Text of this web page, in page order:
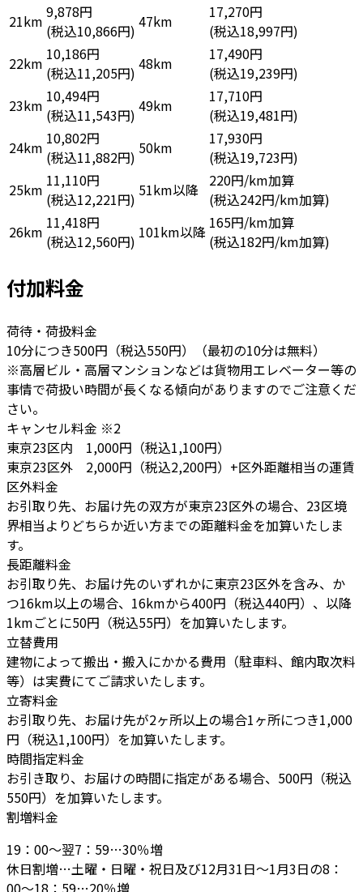
21km 9,878円
(税込10,866円) 47km
17,270円
(税込18,997円)
22km 10,186円
(税込11,205円) 48km
17,490円
(税込19,239円)
23km 10,494円
(税込11,543円) 49km
17,710円
(税込19,481円)
24km 10,802円
(税込11,882円) 50km
17,930円
(税込19,723円)
25km 11,110円
(税込12,221円) 51km以降 220円/km加算
(税込242円/km加算)
26km 11,418円
(税込12,560円) 101km以降 165円/km加算
(税込182円/km加算)
付加料金
荷待・荷扱料金
10分につき500円（税込550円）（最初の10分は無料）
※高層ビル・高層マンションなどは貨物用エレベーター等の
事情で荷扱い時間が長くなる傾向がありますのでご注意くだ
さい。
キャンセル料金 ※2
東京23区内 1,000円（税込1,100円）
東京23区外 2,000円（税込2,200円）+区外距離相当の運賃
区外料金
お引取り先、お届け先の双方が東京23区外の場合、23区境
界相当よりどちらか近い方までの距離料金を加算いたしま
す。
長距離料金
お引取り先、お届け先のいずれかに東京23区外を含み、か
つ16km以上の場合、16kmから400円（税込440円）、以降
1kmごとに50円（税込55円）を加算いたします。
立替費用
建物によって搬出・搬入にかかる費用（駐車料、館内取次料
等）は実費にてご請求いたします。
立寄料金
お引取り先、お届け先が2ヶ所以上の場合1ヶ所につき1,000
円（税込1,100円）を加算いたします。
時間指定料金
お引き取り、お届けの時間に指定がある場合、500円（税込
550円）を加算いたします。
割増料金
19：00～翌7：59…30％増
休日割増…土曜・日曜・祝日及び12月31日～1月3日の8：
00～18：59…20％増